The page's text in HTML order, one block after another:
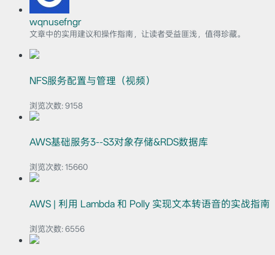
wqnusefngr
文章中的实用建议和操作指南，让读者受益匪浅，值得珍藏。
NFS服务配置与管理（视频）
浏览次数: 9158
AWS基础服务3--S3对象存储&RDS数据库
浏览次数: 15660
AWS | 利用 Lambda 和 Polly 实现文本转语音的实战指南
浏览次数: 6556